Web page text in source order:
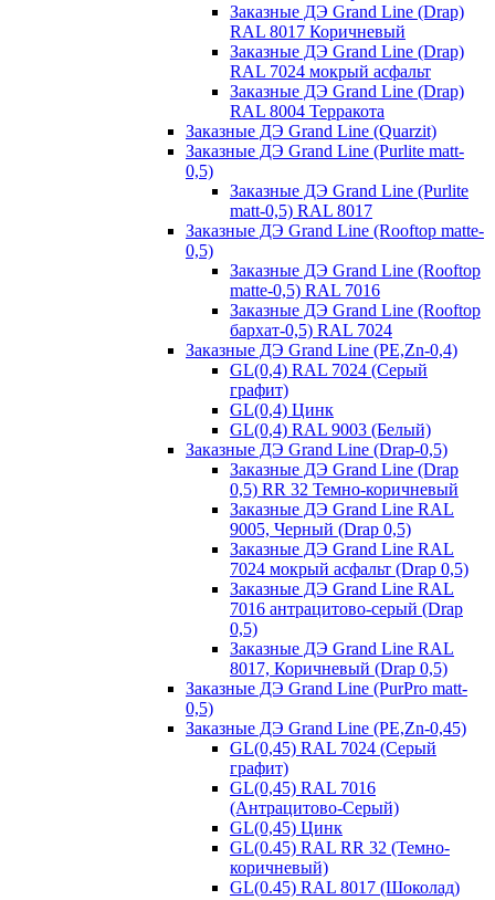
Заказные ДЭ Grand Line (Drap)
RAL 8017 Коричневый
Заказные ДЭ Grand Line (Drap)
RAL 7024 мокрый асфальт
Заказные ДЭ Grand Line (Drap)
RAL 8004 Терракота
Заказные ДЭ Grand Line (Quarzit)
Заказные ДЭ Grand Line (Purlite matt-
0,5)
Заказные ДЭ Grand Line (Purlite
matt-0,5) RAL 8017
Заказные ДЭ Grand Line (Rooftop matte-
0,5)
Заказные ДЭ Grand Line (Rooftop
matte-0,5) RAL 7016
Заказные ДЭ Grand Line (Rooftop
бархат-0,5) RAL 7024
Заказные ДЭ Grand Line (PE,Zn-0,4)
GL(0,4) RAL 7024 (Серый
графит)
GL(0,4) Цинк
GL(0,4) RAL 9003 (Белый)
Заказные ДЭ Grand Line (Drap-0,5)
Заказные ДЭ Grand Line (Drap
0,5) RR 32 Темно-коричневый
Заказные ДЭ Grand Line RAL
9005, Черный (Drap 0,5)
Заказные ДЭ Grand Line RAL
7024 мокрый асфальт (Drap 0,5)
Заказные ДЭ Grand Line RAL
7016 антрацитово-серый (Drap
0,5)
Заказные ДЭ Grand Line RAL
8017, Коричневый (Drap 0,5)
Заказные ДЭ Grand Line (PurPro matt-
0,5)
Заказные ДЭ Grand Line (PE,Zn-0,45)
GL(0,45) RAL 7024 (Серый
графит)
GL(0,45) RAL 7016
(Антрацитово-Серый)
GL(0,45) Цинк
GL(0.45) RAL RR 32 (Темно-
коричневый)
GL(0.45) RAL 8017 (Шоколад)